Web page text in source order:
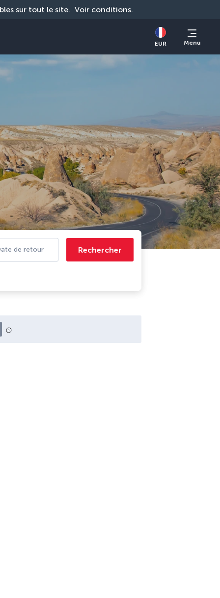
sur tout le site. Voir conditions.
EUR Menu
de retour Rechercher